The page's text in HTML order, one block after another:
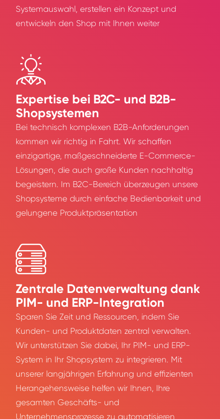
Systemauswahl, erstellen ein Konzept und
entwickeln den Shop mit Ihnen weiter
Expertise bei B2C- und B2B-
Shopsystemen
Bei technisch komplexen B2B-Anforderungen
kommen wir richtig in Fahrt. Wir schaffen
einzigartige, maßgeschneiderte E-Commerce-
Lösungen, die auch große Kunden nachhaltig
begeistern. Im B2C-Bereich überzeugen unsere
Shopsysteme durch einfache Bedienbarkeit und
gelungene Produktpräsentation
Zentrale Datenverwaltung dank
PIM- und ERP-Integration
Sparen Sie Zeit und Ressourcen, indem Sie
Kunden- und Produktdaten zentral verwalten.
Wir unterstützen Sie dabei, Ihr PIM- und ERP-
System in Ihr Shopsystem zu integrieren. Mit
unserer langjährigen Erfahrung und effizienten
Herangehensweise helfen wir Ihnen, Ihre
gesamten Geschäfts- und
Unternehmensprozesse zu automatisieren